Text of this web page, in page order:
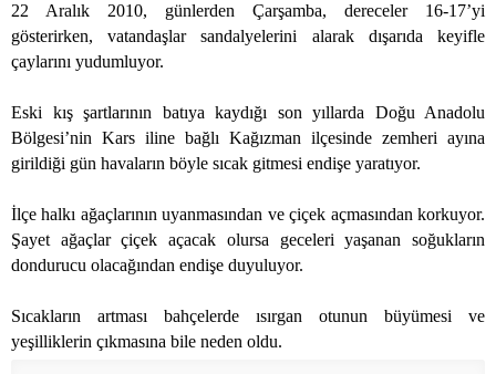
22 Aralık 2010, günlerden Çarşamba, dereceler 16-17’yi
gösterirken, vatandaşlar sandalyelerini alarak dışarıda keyifle
çaylarını yudumluyor.
Eski kış şartlarının batıya kaydığı son yıllarda Doğu Anadolu
Bölgesi’nin Kars iline bağlı Kağızman ilçesinde zemheri ayına
girildiği gün havaların böyle sıcak gitmesi endişe yaratıyor.
İlçe halkı ağaçlarının uyanmasından ve çiçek açmasından korkuyor.
Şayet ağaçlar çiçek açacak olursa geceleri yaşanan soğukların
dondurucu olacağından endişe duyuluyor.
Sıcakların artması bahçelerde ısırgan otunun büyümesi ve
yeşilliklerin çıkmasına bile neden oldu.